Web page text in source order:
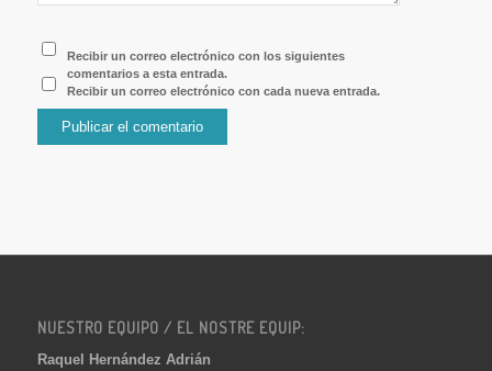
Recibir un correo electrónico con los siguientes
comentarios a esta entrada.
Recibir un correo electrónico con cada nueva entrada.
NUESTRO EQUIPO / EL NOSTRE EQUIP:
Raquel Hernández Adrián